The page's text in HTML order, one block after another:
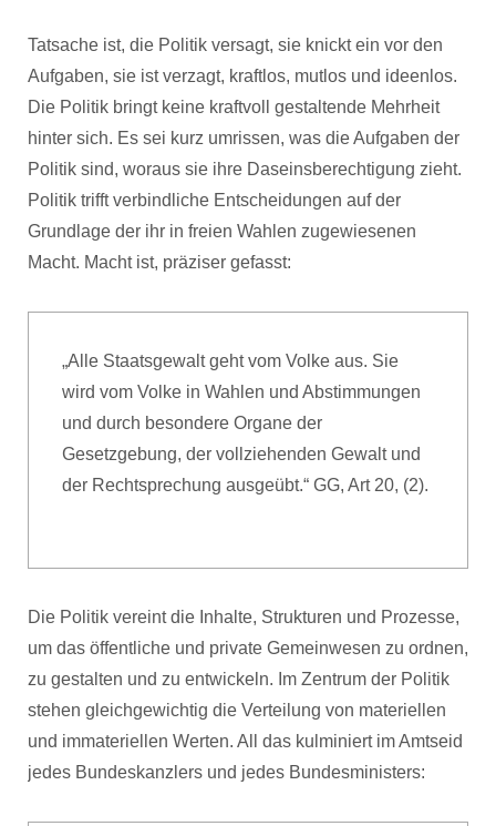
Tatsache ist, die Politik versagt, sie knickt ein vor den
Aufgaben, sie ist verzagt, kraftlos, mutlos und ideenlos.
Die Politik bringt keine kraftvoll gestaltende Mehrheit
hinter sich. Es sei kurz umrissen, was die Aufgaben der
Politik sind, woraus sie ihre Daseinsberechtigung zieht.
Politik trifft verbindliche Entscheidungen auf der
Grundlage der ihr in freien Wahlen zugewiesenen
Macht. Macht ist, präziser gefasst:
„Alle Staatsgewalt geht vom Volke aus. Sie
wird vom Volke in Wahlen und Abstimmungen
und durch besondere Organe der
Gesetzgebung, der vollziehenden Gewalt und
der Rechtsprechung ausgeübt.“ GG, Art 20, (2).
Die Politik vereint die Inhalte, Strukturen und Prozesse,
um das öffentliche und private Gemeinwesen zu ordnen,
zu gestalten und zu entwickeln. Im Zentrum der Politik
stehen gleichgewichtig die Verteilung von materiellen
und immateriellen Werten. All das kulminiert im Amtseid
jedes Bundeskanzlers und jedes Bundesministers: